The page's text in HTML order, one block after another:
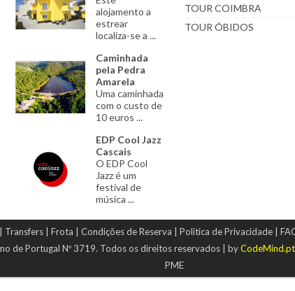
alojamento a
estrear
localiza-se a ...
Caminhada
pela Pedra
Amarela
Uma caminhada
com o custo de
10 euros ...
EDP Cool Jazz
Cascais
O EDP Cool
Jazz é um
festival de
música ...
TOUR COIMBRA
TOUR ÓBIDOS
Transfers| Frota Condições de Reserva Politica de Privacidade|
de Portugal Nº 3719. Todos os direitos reservados | byCodeMind.pt
PME